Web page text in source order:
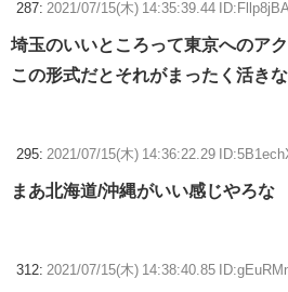
287: 2021/07/15(木) 14:35:39.44
埼玉のいいところって東京へのア
この形式だとそれがまったく活き
295: 2021/07/15(木) 14:36:22.29
まあ北海道/沖縄がいい感じやろな
312: 2021/07/15(木) 14:38:40.85